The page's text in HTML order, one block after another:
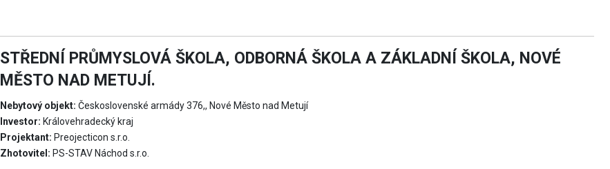
STŘEDNÍ PRŮMYSLOVÁ ŠKOLA, ODBORNÁ ŠKOLA A ZÁKLADNÍ ŠKOLA, NOVÉ
MĚSTO NAD METUJÍ.
Nebytový objekt: Československé armády 376,, Nové Město nad Metují
Investor: Královehradecký kraj
Projektant: Preojecticon s.r.o.
Zhotovitel: PS-STAV Náchod s.r.o.